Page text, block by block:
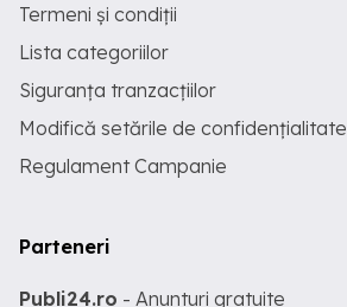
Termeni și condiții
Lista categoriilor
Siguranța tranzacțiilor
Modifică setările de confidențialitate
Regulament Campanie
Parteneri
Publi24.ro - Anunturi gratuite